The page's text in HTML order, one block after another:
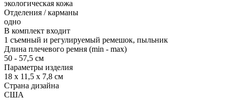
экологическая кожа
Отделения / карманы
одно
В комплект входит
1 съемный и регулируемый ремешок, пыльник
Длина плечевого ремня (min - max)
50 - 57,5 см
Параметры изделия
18 x 11,5 x 7,8 см
Страна дизайна
США